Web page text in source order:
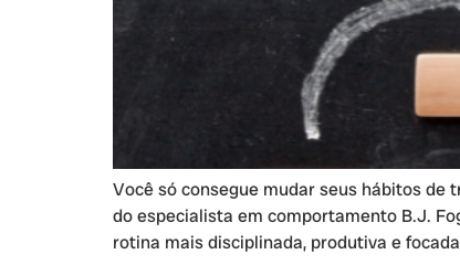
Você só consegue mudar seus hábitos de
do especialista em comportamento B.J.
rotina mais disciplinada, produtiva e